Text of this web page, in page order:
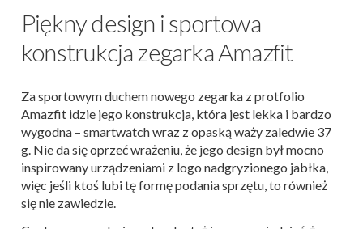
Piękny design i sportowa
konstrukcja zegarka Amazfit
Za sportowym duchem nowego zegarka z protfolio
Amazfit idzie jego konstrukcja, która jest lekka i bardzo
wygodna – smartwatch wraz z opaską waży zaledwie 37
g. Nie da się oprzeć wrażeniu, że jego design był mocno
inspirowany urządzeniami z logo nadgryzionego jabłka,
więc jeśli ktoś lubi tę formę podania sprzętu, to również
się nie zawiedzie.